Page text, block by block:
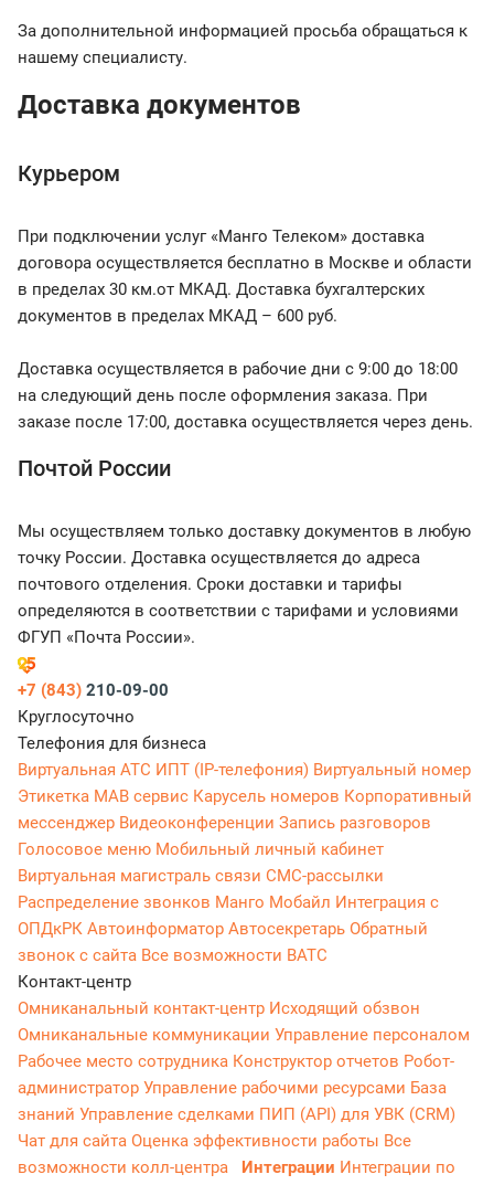
За дополнительной информацией просьба обращаться к
нашему специалисту.
Доставка документов
Курьером
При подключении услуг «Манго Телеком» доставка
договора осуществляется бесплатно в Москве и области
в пределах 30 км.от МКАД. Доставка бухгалтерских
документов в пределах МКАД – 600 руб.
Доставка осуществляется в рабочие дни с 9:00 до 18:00
на следующий день после оформления заказа. При
заказе после 17:00, доставка осуществляется через день.
Почтой России
Мы осуществляем только доставку документов в любую
точку России. Доставка осуществляется до адреса
почтового отделения. Сроки доставки и тарифы
определяются в соответствии с тарифами и условиями
ФГУП «Почта России».
+7 (843) 210-09-00
Круглосуточно
Телефония для бизнеса
Виртуальная АТС ИПТ (IP-телефония) Виртуальный номер
Этикетка МАВ сервис Карусель номеров Корпоративный
мессенджер Видеоконференции Запись разговоров
Голосовое меню Мобильный личный кабинет
Виртуальная магистраль связи СМС-рассылки
Распределение звонков Манго Мобайл Интеграция с
ОПДкРК Автоинформатор Автосекретарь Обратный
звонок с сайта Все возможности ВАТС
Контакт-центр
Омниканальный контакт-центр Исходящий обзвон
Омниканальные коммуникации Управление персоналом
Рабочее место сотрудника Конструктор отчетов Робот-
администратор Управление рабочими ресурсами База
знаний Управление сделками ПИП (API) для УВК (CRM)
Чат для сайта Оценка эффективности работы Все
возможности колл-центра
Интеграции Интеграции по